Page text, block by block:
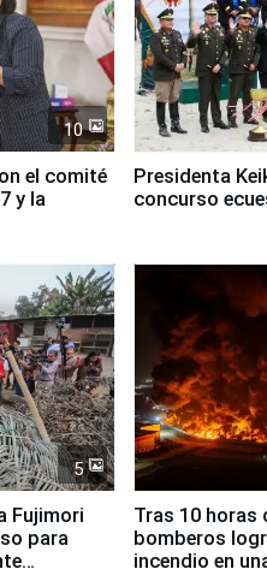
10
el comité
y la
Presidenta
concurso
5
Fujimori
para
Tras 10 horas
bomberos
incendio en